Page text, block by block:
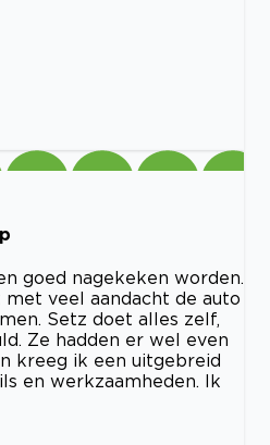
goed nagekeken worden.
veel aandacht de auto
Setz doet alles zelf,
Ze hadden er wel even
kreeg ik een uitgebreid
en werkzaamheden. Ik